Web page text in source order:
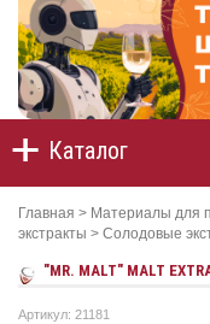
Каталог
Главная > Материалы для
экстракты > Солодовые
"MR. MALT" MALT
Артикул: 21181